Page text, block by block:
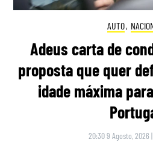
AUTO,
Adeus carta de
proposta que quer
idade máxima
20:30 9 Agosto, 2026 |